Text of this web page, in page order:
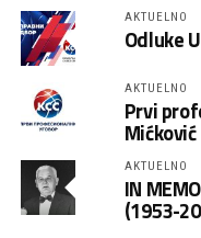
AKTUELNO
Odluke
AKTUELNO
Prvi
Mićković
AKTUELNO
IN
(1953-